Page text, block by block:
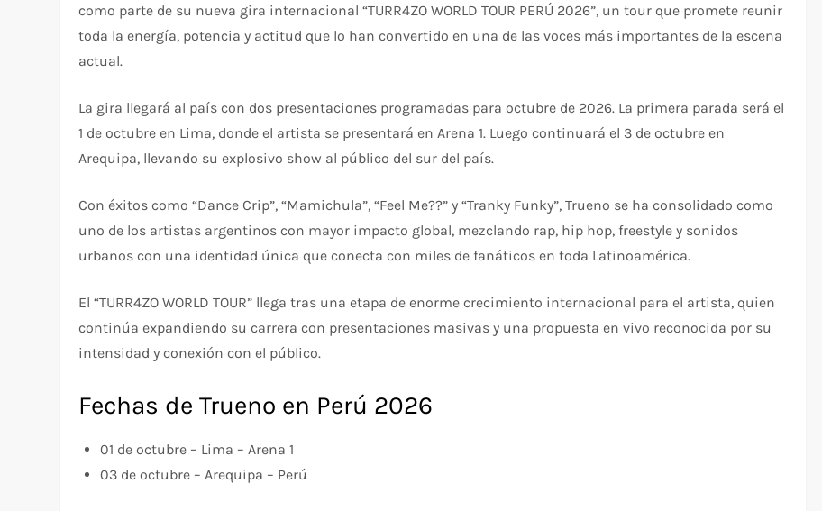
como parte de su nueva gira internacional “TURR4ZO WORLD TOUR PERÚ 2026”, un tour que promete reunir
toda la energía, potencia y actitud que lo han convertido en una de las voces más importantes de la escena
actual.
La gira llegará al país con dos presentaciones programadas para octubre de 2026. La primera parada será el
1 de octubre en Lima, donde el artista se presentará en Arena 1. Luego continuará el 3 de octubre en
Arequipa, llevando su explosivo show al público del sur del país.
Con éxitos como “Dance Crip”, “Mamichula”, “Feel Me??” y “Tranky Funky”, Trueno se ha consolidado como
uno de los artistas argentinos con mayor impacto global, mezclando rap, hip hop, freestyle y sonidos
urbanos con una identidad única que conecta con miles de fanáticos en toda Latinoamérica.
El “TURR4ZO WORLD TOUR” llega tras una etapa de enorme crecimiento internacional para el artista, quien
continúa expandiendo su carrera con presentaciones masivas y una propuesta en vivo reconocida por su
intensidad y conexión con el público.
Fechas de Trueno en Perú 2026
01 de octubre – Lima – Arena 1
03 de octubre – Arequipa – Perú